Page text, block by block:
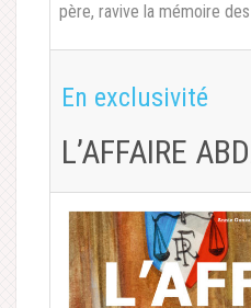
père, ravive la mémoire
En exclusivité
L’AFFAIRE